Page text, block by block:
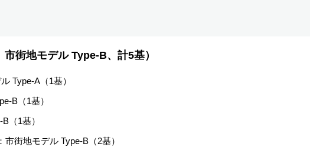
街地モデル Type-B、計5基）
Type-A（1基）
B（1基）
（1基）
：市街地モデル Type-B（2基）